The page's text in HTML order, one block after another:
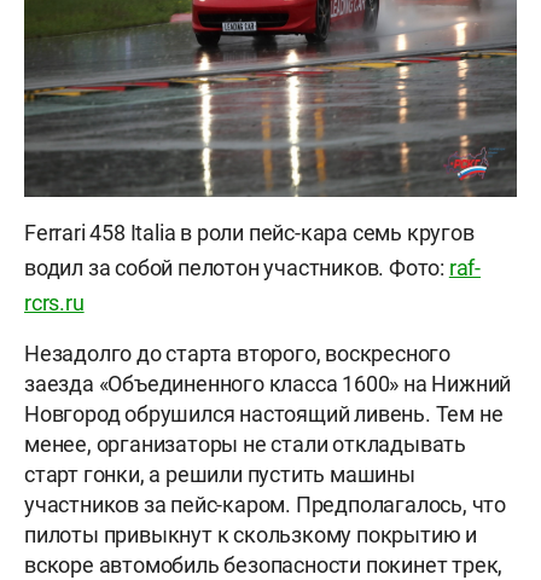
Ferrari 458 Italia в роли пейс-кара семь кругов
водил за собой пелотон участников. Фото: raf-
rcrs.ru
Незадолго до старта второго, воскресного
заезда «Объединенного класса 1600» на Нижний
Новгород обрушился настоящий ливень. Тем не
менее, организаторы не стали откладывать
старт гонки, а решили пустить машины
участников за пейс-каром. Предполагалось, что
пилоты привыкнут к скользкому покрытию и
вскоре автомобиль безопасности покинет трек,